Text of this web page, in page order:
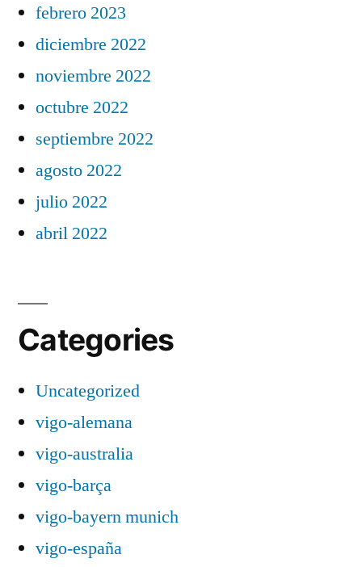
febrero 2023
diciembre 2022
noviembre 2022
octubre 2022
septiembre 2022
agosto 2022
julio 2022
abril 2022
Categories
Uncategorized
vigo-alemana
vigo-australia
vigo-barça
vigo-bayern munich
vigo-españa